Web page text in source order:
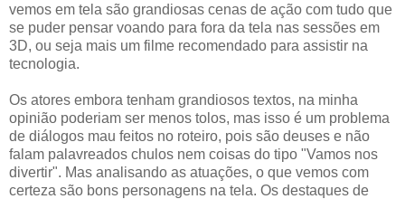
vemos em tela são grandiosas cenas de ação com tudo que
se puder pensar voando para fora da tela nas sessões em
3D, ou seja mais um filme recomendado para assistir na
tecnologia.
Os atores embora tenham grandiosos textos, na minha
opinião poderiam ser menos tolos, mas isso é um problema
de diálogos mau feitos no roteiro, pois são deuses e não
falam palavreados chulos nem coisas do tipo "Vamos nos
divertir". Mas analisando as atuações, o que vemos com
certeza são bons personagens na tela. Os destaques de